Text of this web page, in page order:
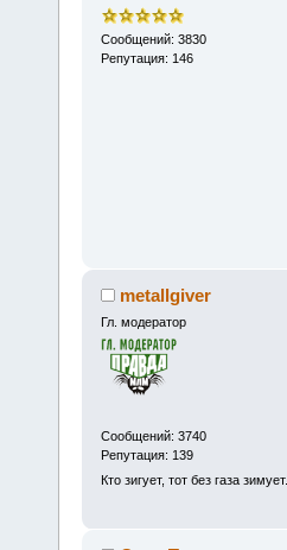
Сообщений: 3830
Репутация: 146
metallgiver
Гл. модератор
Сообщений: 3740
Репутация: 139
Кто зигует, тот без газа зимует.